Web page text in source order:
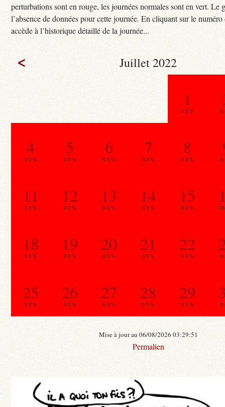
perturbations sont en rouge, les journées normales sont en vert. Le
l’absence de données pour cette journée. En cliquant sur le
accède à l’historique détaillé de la journée...
< Juillet 2022
1
0.0 %
4
0.0 %
5
0.0 %
6
0.0 %
7
0.0 %
8
0.0 %
11
0.0 %
12
0.0 %
13
0.0 %
14
0.0 %
15
4.0 %
18
0.0 %
19
0.0 %
20
0.0 %
21
0.0 %
22
0.0 %
25
0.0 %
26
0.0 %
27
0.0 %
28
0.0 %
29
0.0 %
Mise à jour au 06/08/2026 03:29:51
Permalien